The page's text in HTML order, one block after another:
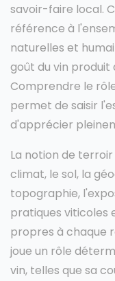
savoir-faire local.
référence à
naturelles et
goût du vin produit
Comprendre le
permet de saisir
d'apprécier
La notion de
climat, le sol, la
topographie,
pratiques viticoles
propres à chaque
joue un rôle
vin, telles que sa